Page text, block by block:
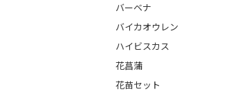
バーベナ
バイカオウレン
ハイビスカス
花菖蒲
花苗セット